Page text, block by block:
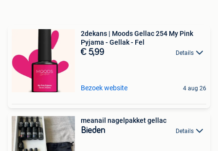
2dekans | Moods Gellac 254 My Pink
Pyjama - Gellak - Fel
€ 5,99 Details
Bezoek website 4 aug 26
meanail nagelpakket gellac
Bieden Details